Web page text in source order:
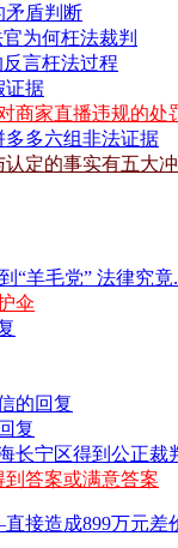
矛盾判断
为何枉法裁判
言枉法过程
证据
商家直播违规的处
多六组非法证据
定的事实有五大
“羊毛党” 法律究竟
伞
的回复
复
长宁区得到公正裁
答案或满意答案